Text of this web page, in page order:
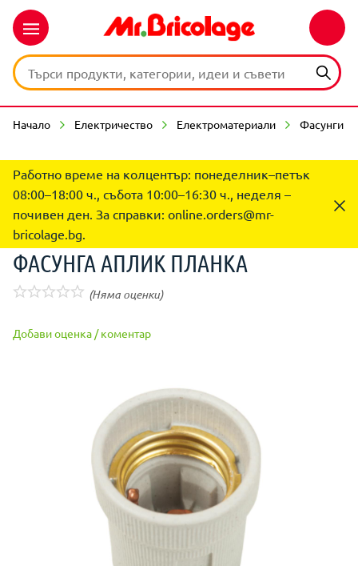
Начало Електричество Електроматериали Фасунги
Работно време на колцентър: понеделник–петък
08:00–18:00 ч., събота 10:00–16:30 ч., неделя –
почивен ден. За справки: online.orders@mr-
bricolage.bg.
ФАСУНГА АПЛИК ПЛАНКА
(Няма оценки)
Добави оценка / коментар